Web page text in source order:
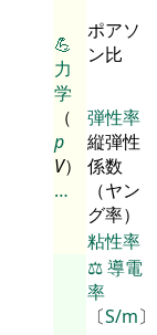
💪
力
学
（
p
V）
…
ポアソ
ン比
弾性率
縦弾性
係数
（ヤン
グ率）
粘性率
⚖️導電
率
〔S/m〕